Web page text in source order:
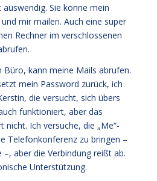
Sie könne mein
mir mailen. Auch eine super
Rechner im verschlossenen
kann meine Mails abrufen.
mein Password zurück, ich
die versucht, sich übers
funktioniert, aber das
Ich versuche, die „Me“-
Telefonkonferenz zu bringen –
aber die Verbindung reißt ab.
Unterstützung.